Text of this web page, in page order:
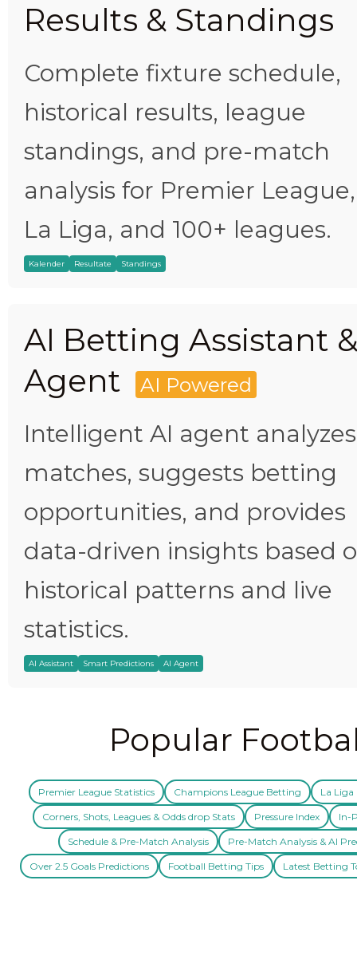
Results & Standings
Complete fixture schedule,
historical results, league
standings, and pre-match
analysis for Premier League,
La Liga, and 100+ leagues.
Kalender Resultate Standings
AI Betting Assistant
Agent
AI Powered
Intelligent AI agent analyzes
matches, suggests betting
opportunities, and provides
data-driven insights based
historical patterns and live
statistics.
AI Assistant Smart Predictions AI Agent
Popular
Premier League Statistics Champions League Betting La Liga
Corners, Shots, Leagues & Odds drop Stats Pressure Index In-
Schedule & Pre-Match Analysis Pre-Match Analysis & AI
Over 2.5 Goals Predictions Football Betting Tips Latest Betting